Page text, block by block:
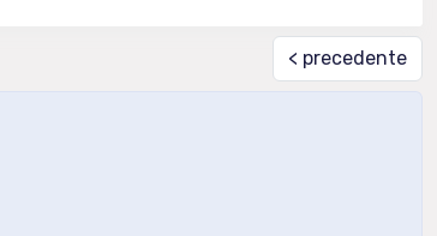
< precedente